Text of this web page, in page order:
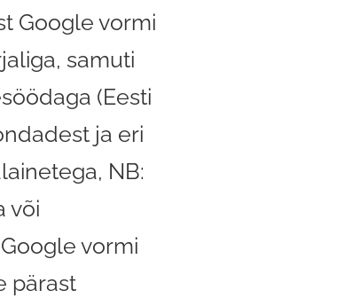
Google vormi
samuti
(Eesti
ja eri
NB:
või
vormi
pärast